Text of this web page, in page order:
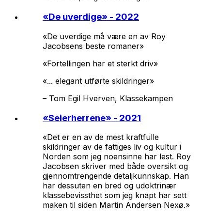
«De uverdige» - 2022
«De uverdige må være en av Roy
Jacobsens beste romaner»
«Fortellingen har et sterkt driv»
«... elegant utførte skildringer»
– Tom Egil Hverven, Klassekampen
«Seierherrene» - 2021
«Det er en av de mest kraftfulle
skildringer av de fattiges liv og kultur i
Norden som jeg noensinne har lest. Roy
Jacobsen skriver med både oversikt og
gjennomtrengende detaljkunnskap. Han
har dessuten en bred og udoktrinær
klassebevissthet som jeg knapt har sett
maken til siden Martin Andersen Nexø.»